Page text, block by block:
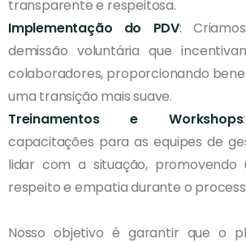
transparente e respeitosa.
Implementação do PDV:
demissão voluntária que
colaboradores, proporcionando
uma transição mais suave.
Treinamentos e Workshops
capacitações para as equipes de
lidar com a situação, promovendo
respeito e empatia durante o
Nosso objetivo é garantir que o